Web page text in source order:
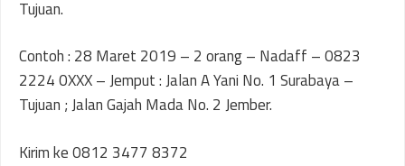
Tujuan.
Contoh : 28 Maret 2019 – 2 orang – Nadaff – 0823
2224 0XXX – Jemput : Jalan A Yani No. 1 Surabaya –
Tujuan ; Jalan Gajah Mada No. 2 Jember.
Kirim ke 0812 3477 8372